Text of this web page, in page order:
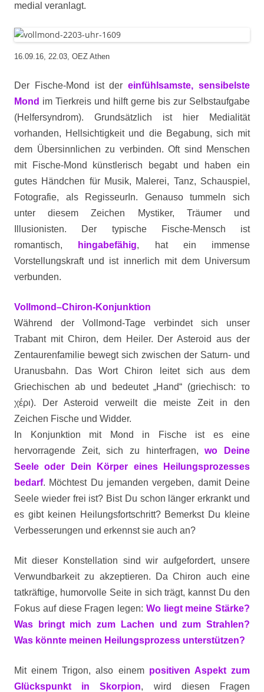
medial veranlagt.
16.09.16, 22.03, OEZ Athen
Der Fische-Mond ist dereinfühlsamste, sensibelste
Mond im Tierkreis und hilft gerne bis zur Selbstaufgabe
(Helfersyndrom). Grundsätzlich ist hier Medialität
vorhanden, Hellsichtigkeit und die Begabung, sich mit
dem Übersinnlichen zu verbinden. Oft sind Menschen
mit Fische-Mond künstlerisch begabt und haben ein
gutes Händchen für Musik, Malerei, Tanz, Schauspiel,
Fotografie, als RegisseurIn. Genauso tummeln sich
unter diesem Zeichen Mystiker, Träumer und
Illusionisten. Der typische Fische-Mensch ist
romantisch,
hingabefähig, hat ein immense
Vorstellungskraft und ist innerlich mit dem Universum
verbunden.
Vollmond–Chiron-Konjunktion
Während der Vollmond-Tage verbindet sich unser
Trabant mit Chiron, dem Heiler. Der Asteroid aus der
Zentaurenfamilie bewegt sich zwischen der Saturn- und
Uranusbahn. Das Wort Chiron leitet sich aus dem
Griechischen ab und bedeutet „Hand“ (griechisch: το
χέρι). Der Asteroid verweilt die meiste Zeit in den
Zeichen Fische und Widder.
In Konjunktion mit Mond in Fische ist es eine
hervorragende Zeit, sich zu hinterfragen,wo Deine
Seele oder Dein Körper eines Heilungsprozesses
bedarf. Möchtest Du jemanden vergeben, damit Deine
Seele wieder frei ist? Bist Du schon länger erkrankt und
es gibt keinen Heilungsfortschritt? Bemerkst Du kleine
Verbesserungen und erkennst sie auch an?
Mit dieser Konstellation sind wir aufgefordert, unsere
Verwundbarkeit zu akzeptieren. Da Chiron auch eine
tatkräftige, humorvolle Seite in sich trägt, kannst Du den
Fokus auf diese Fragen legen: Wo liegt meine Stärke?
Was bringt mich zum Lachen und zum Strahlen?
Was könnte meinen Heilungsprozess unterstützen?
Mit einem Trigon, also einem positiven Aspekt zum
Glückspunkt in Skorpion, wird diesen Fragen